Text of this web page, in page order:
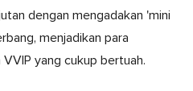
dengan mengadakan 'mini
menjadikan para
yang cukup bertuah.